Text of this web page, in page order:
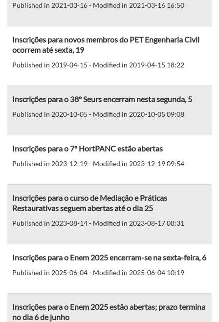
Published in 2021-03-16 - Modified in 2021-03-16 16:50
Inscrições para novos membros do PET Engenharia Civil
ocorrem até sexta, 19
Published in 2019-04-15 - Modified in 2019-04-15 18:22
Inscrições para o 38º Seurs encerram nesta segunda, 5
Published in 2020-10-05 - Modified in 2020-10-05 09:08
Inscrições para o 7º HortPANC estão abertas
Published in 2023-12-19 - Modified in 2023-12-19 09:54
Inscrições para o curso de Mediação e Práticas
Restaurativas seguem abertas até o dia 25
Published in 2023-08-14 - Modified in 2023-08-17 08:31
Inscrições para o Enem 2025 encerram-se na sexta-feira, 6
Published in 2025-06-04 - Modified in 2025-06-04 10:19
Inscrições para o Enem 2025 estão abertas; prazo termina
no dia 6 de junho